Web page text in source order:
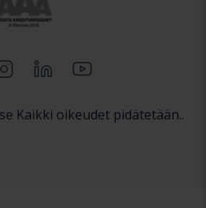
Kaikki oikeudet pidätetään..